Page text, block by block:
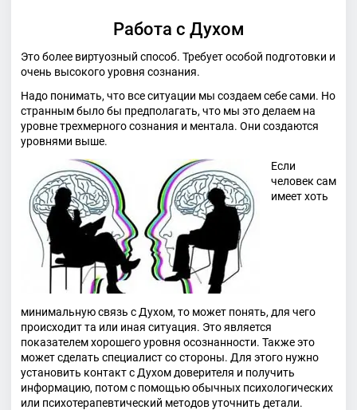
Работа с Духом
Это более виртуозный способ. Требует особой подготовки и
очень высокого уровня сознания.
Надо понимать, что все ситуации мы создаем себе сами. Но
странным было бы предполагать, что мы это делаем на
уровне трехмерного сознания и ментала. Они создаются
уровнями выше.
Если
человек сам
имеет хоть
минимальную связь с Духом, то может понять, для чего
происходит та или иная ситуация. Это является
показателем хорошего уровня осознанности. Также это
может сделать специалист со стороны. Для этого нужно
установить контакт с Духом доверителя и получить
информацию, потом с помощью обычных психологических
или психотерапевтический методов уточнить детали.